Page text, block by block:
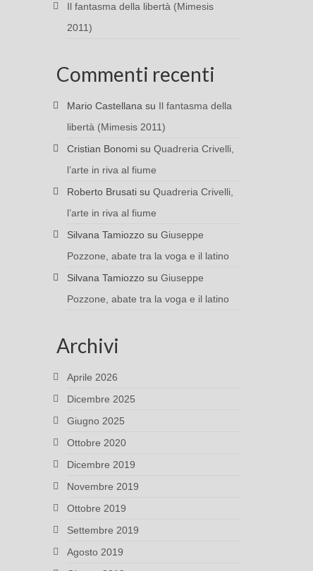
Il fantasma della libertà (Mimesis
2011)
Commenti recenti
Mario Castellana su Il fantasma della
libertà (Mimesis 2011)
Cristian Bonomisu Quadreria Crivelli,
l’arte in riva al fiume
Roberto Brusatisu Quadreria Crivelli,
l’arte in riva al fiume
Silvana Tamiozzosu Giuseppe
Pozzone, abate tra la voga e il latino
Silvana Tamiozzosu Giuseppe
Pozzone, abate tra la voga e il latino
Archivi
Aprile 2026
Dicembre 2025
Giugno 2025
Ottobre 2020
Dicembre 2019
Novembre 2019
Ottobre 2019
Settembre 2019
Agosto 2019